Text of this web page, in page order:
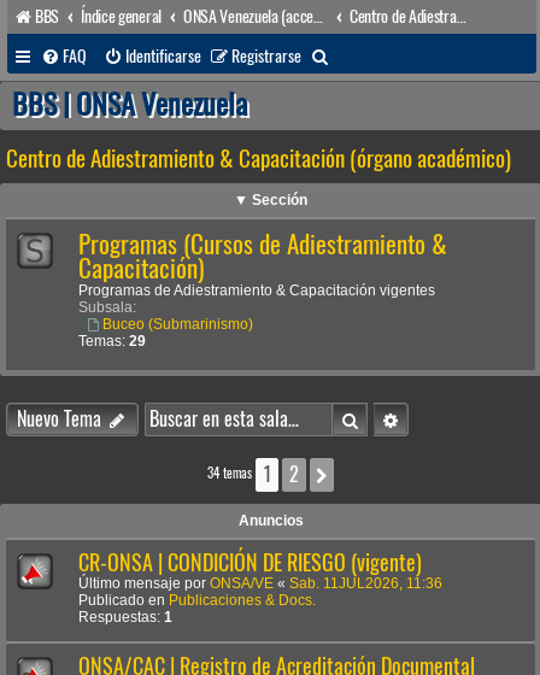
BBS Índice general ONSA Venezuela (acceso público)
Centro de Adiestramiento & Capacitación (órgano académico)
FAQ
Identificarse Registrarse
u
c
a
r
BBS | ONSA Venezuela
Centro de Adiestramiento & Capacitación (órgano académico)
▼ Sección
Programas (Cursos de Adiestramiento &
Capacitación)
Programas de Adiestramiento & Capacitación vigentes
Subsala:
Buceo (Submarinismo)
Temas: 29
Nuevo Tema BuscarBúsqueda avanzada
34 temas 1 2
Anuncios
CR-ONSA | CONDICIÓN DE RIESGO (vigente)
Último mensaje por ONSA/VE « Sab. 11JUL2026, 11:36
Publicado en Publicaciones & Docs.
Respuestas: 1
ONSA/CAC | Registro de Acreditación Documental